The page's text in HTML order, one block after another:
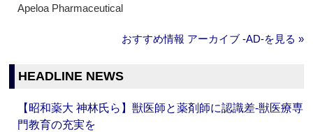
Apeloa Pharmaceutical
おすすめ情報 アーカイブ ‐AD‐を見る »
HEADLINE NEWS
【昭和薬大 神林氏ら】獣医師と薬剤師に認識差‐獣医療専
門教育の充実を